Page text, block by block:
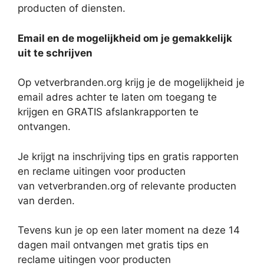
producten of diensten.
Email en de mogelijkheid om je gemakkelijk
uit te schrijven
Op vetverbranden.org krijg je de mogelijkheid je
email adres achter te laten om toegang te
krijgen en GRATIS afslankrapporten te
ontvangen.
Je krijgt na inschrijving tips en gratis rapporten
en reclame uitingen voor producten
van vetverbranden.org of relevante producten
van derden.
Tevens kun je op een later moment na deze 14
dagen mail ontvangen met gratis tips en
reclame uitingen voor producten